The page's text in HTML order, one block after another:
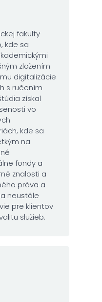
fakulty
kde sa
zložením
digitalizácie
s ručením
získal
vo
kde sa
na
fondy a
znalosti a
práva a
neustále
pre klientov
služieb.